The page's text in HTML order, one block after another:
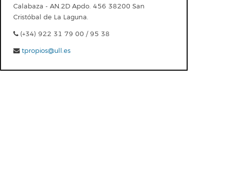
Calabaza - AN.2D Apdo. 456 38200 San
Cristóbal de La Laguna.
(+34) 922 31 79 00 / 95 38
tpropios@ull.es